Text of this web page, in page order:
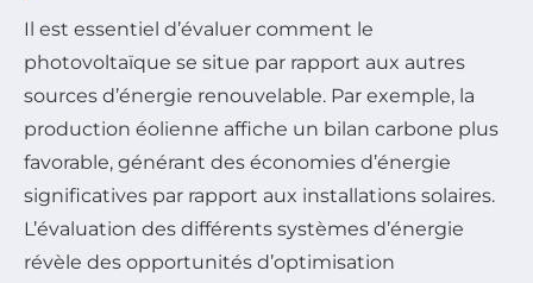
Il est essentiel d’évaluer comment le
photovoltaïque se situe par rapport aux autres
sources d’énergie renouvelable. Par exemple, la
production éolienne affiche un bilan carbone plus
favorable, générant des économies d’énergie
significatives par rapport aux installations solaires.
L’évaluation des différents systèmes d’énergie
révèle des opportunités d’optimisation